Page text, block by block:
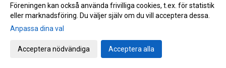
Trygg och säker förening i Färgelanda 2018-09-07 17:24
MAMMACOMEBACK 2018-09-07 17:22
Höstens tävlingskalender.
Du följer oss väl på Youtube?
Föreningen kan också använda frivilliga cookies, t.ex. för statistik
eller marknadsföring. Du väljer själv om du vill acceptera dessa.
Anpassa dina val
Acceptera nödvändiga Acceptera alla